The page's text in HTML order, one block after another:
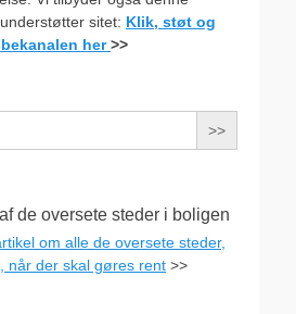
sitet: Klik, støt og
her>>
de oversete steder i boligen
om alle de oversete steder,
når der skal gøres rent >>